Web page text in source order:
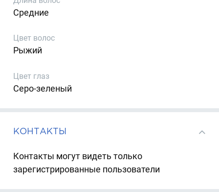
Средние
Цвет волос
Рыжий
Цвет глаз
Серо-зеленый
КОНТАКТЫ
Контакты могут видеть только
зарегистрированные пользователи